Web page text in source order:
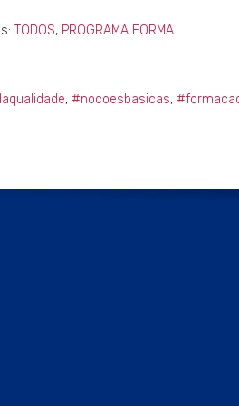
TODOS, PROGRAMA FORMA
, #nocoesbasicas,